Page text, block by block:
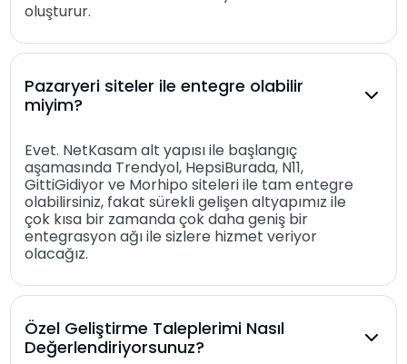
oluşturur.
Pazaryeri siteler ile entegre olabilir
miyim?
Evet. NetKasam alt yapısı ile başlangıç
aşamasında Trendyol, HepsiBurada, N11,
GittiGidiyor ve Morhipo siteleri ile tam entegre
olabilirsiniz, fakat sürekli gelişen altyapımız ile
çok kısa bir zamanda çok daha geniş bir
entegrasyon ağı ile sizlere hizmet veriyor
olacağız.
Özel Geliştirme Taleplerimi Nasıl
Değerlendiriyorsunuz?